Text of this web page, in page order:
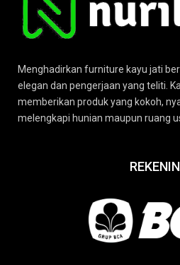
Menghadirkan furniture kayu jati
elegan dan pengerjaan yang teliti.
memberikan produk yang kokoh,
melengkapi hunian maupun ruang